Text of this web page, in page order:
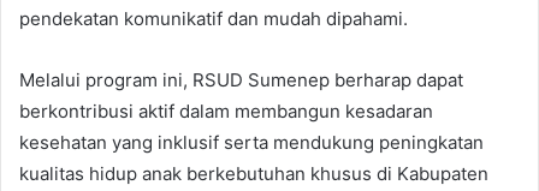
pendekatan komunikatif dan mudah dipahami.
Melalui program ini, RSUD Sumenep berharap dapat
berkontribusi aktif dalam membangun kesadaran
kesehatan yang inklusif serta mendukung peningkatan
kualitas hidup anak berkebutuhan khusus di Kabupaten